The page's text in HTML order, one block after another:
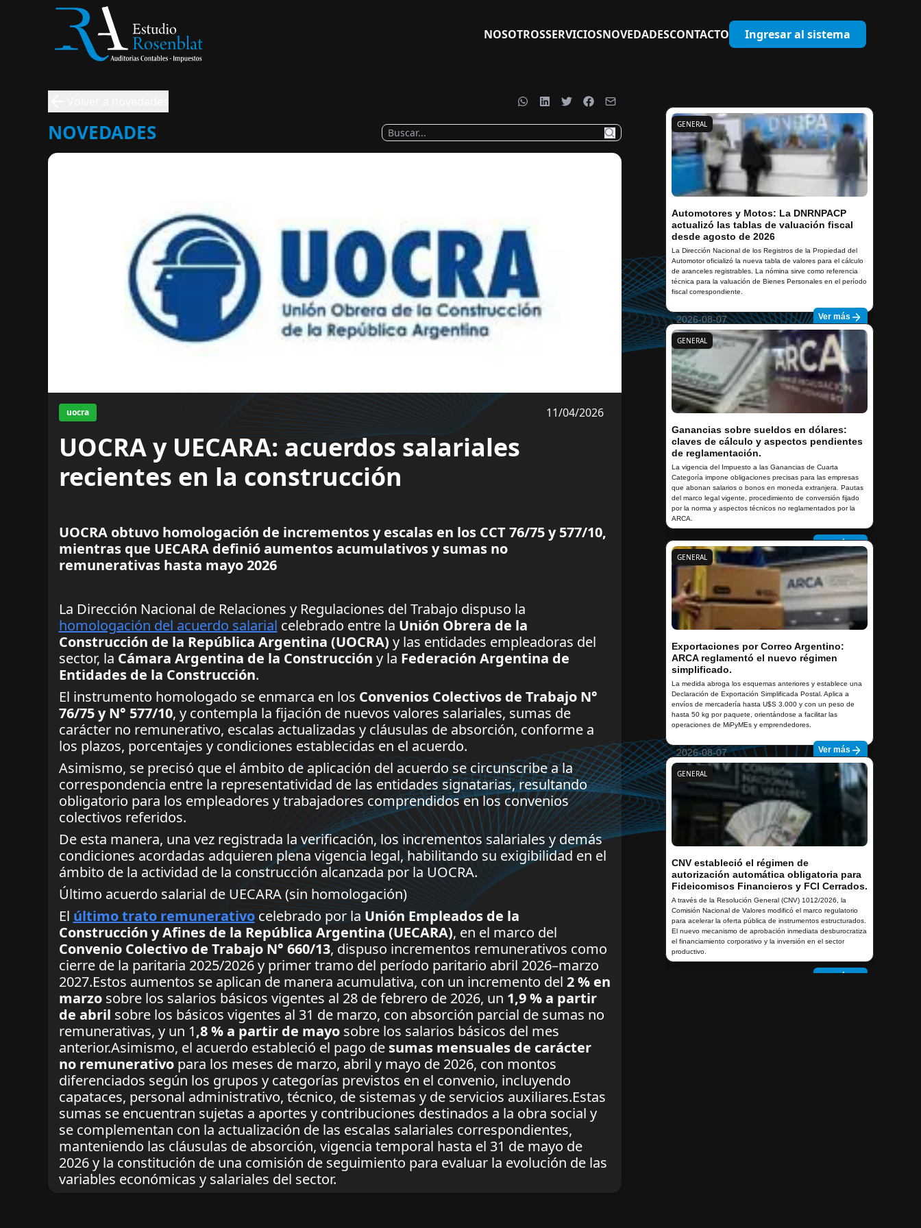
NOSOTROSSERVICIOSNOVEDADESCONTACTO Ingresar al sistema
NOVEDADES
uocra 11/04/2026
UOCRA y UECARA: acuerdos salariales
recientes en la construcción
UOCRA obtuvo homologación de incrementos y escalas en los CCT 76/75 y 577/10,
mientras que UECARA definió aumentos acumulativos y sumas no
remunerativas hasta mayo 2026
La Dirección Nacional de Relaciones y Regulaciones del Trabajo dispuso la
homologación del acuerdo salarial celebrado entre la Unión Obrera de la
Construcción de la República Argentina (UOCRA) y las entidades empleadoras del
sector, la Cámara Argentina de la Construcción y la Federación Argentina de
Entidades de la Construcción.
El instrumento homologado se enmarca en los Convenios Colectivos de Trabajo N°
76/75 y N° 577/10, y contempla la fijación de nuevos valores salariales, sumas de
carácter no remunerativo, escalas actualizadas y cláusulas de absorción, conforme a
los plazos, porcentajes y condiciones establecidas en el acuerdo.
Asimismo, se precisó que el ámbito de aplicación del acuerdo se circunscribe a la
correspondencia entre la representatividad de las entidades signatarias, resultando
obligatorio para los empleadores y trabajadores comprendidos en los convenios
colectivos referidos.
De esta manera, una vez registrada la verificación, los incrementos salariales y demás
condiciones acordadas adquieren plena vigencia legal, habilitando su exigibilidad en el
ámbito de la actividad de la construcción alcanzada por la UOCRA.
Último acuerdo salarial de UECARA (sin homologación)
El último trato remunerativocelebrado por laUnión Empleados de la
Construcción y Afines de la República Argentina (UECARA), en el marco del
Convenio Colectivo de Trabajo N° 660/13, dispuso incrementos remunerativos como
cierre de la paritaria 2025/2026 y primer tramo del período paritario abril 2026–marzo
2027.Estos aumentos se aplican de manera acumulativa, con un incremento del 2 % en
marzosobre los salarios básicos vigentes al 28 de febrero de 2026, un 1,9 % a partir
de abril sobre los básicos vigentes al 31 de marzo, con absorción parcial de sumas no
remunerativas, y un 1,8 % a partir de mayo sobre los salarios básicos del mes
anterior.Asimismo, el acuerdo estableció el pago de sumas mensuales de carácter
no remunerativopara los meses de marzo, abril y mayo de 2026, con montos
diferenciados según los grupos y categorías previstos en el convenio, incluyendo
capataces, personal administrativo, técnico, de sistemas y de servicios auxiliares.Estas
sumas se encuentran sujetas a aportes y contribuciones destinados a la obra social y
se complementan con la actualización de las escalas salariales correspondientes,
manteniendo las cláusulas de absorción, vigencia temporal hasta el 31 de mayo de
2026 y la constitución de una comisión de seguimiento para evaluar la evolución de las
variables económicas y salariales del sector.
GENERAL
Automotores y Motos: La DNRNPACP
actualizó las tablas de valuación fiscal
desde agosto de 2026
La Dirección Nacional de los Registros de la Propiedad del
Automotor oficializó la nueva tabla de valores para el cálculo
de aranceles registrables. La nómina sirve como referencia
técnica para la valuación de Bienes Personales en el período
fiscal correspondiente.
2026-08-07 Ver más
GENERAL
Ganancias sobre sueldos en dólares:
claves de cálculo y aspectos pendientes
de reglamentación.
La vigencia del Impuesto a las Ganancias de Cuarta
Categoría impone obligaciones precisas para las empresas
que abonan salarios o bonos en moneda extranjera. Pautas
del marco legal vigente, procedimiento de conversión fijado
por la norma y aspectos técnicos no reglamentados por la
ARCA.
2026-08-07
GENERAL
Exportaciones por Correo Argentino:
ARCA reglamentó el nuevo régimen
simplificado.
La medida abroga los esquemas anteriores y establece una
Declaración de Exportación Simplificada Postal. Aplica a
envíos de mercadería hasta U$S 3.000 y con un peso de
hasta 50 kg por paquete, orientándose a facilitar las
operaciones de MiPyMEs y emprendedores.
2026-08-07 Ver más
GENERAL
CNV estableció el régimen de
autorización automática obligatoria para
Fideicomisos Financieros y FCI Cerrados.
A través de la Resolución General (CNV) 1012/2026, la
Comisión Nacional de Valores modificó el marco regulatorio
para acelerar la oferta pública de instrumentos estructurados.
El nuevo mecanismo de aprobación inmediata desburocratiza
el financiamiento corporativo y la inversión en el sector
productivo.